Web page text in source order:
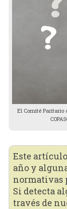
El Comité Paritario
Este
año y
normativas
Si detecta
través de